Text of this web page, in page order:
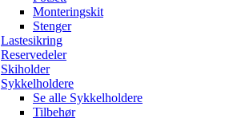
Monteringskit
Stenger
Lastesikring
Reservedeler
Skiholder
Sykkelholdere
Se alle Sykkelholdere
Tilbehør